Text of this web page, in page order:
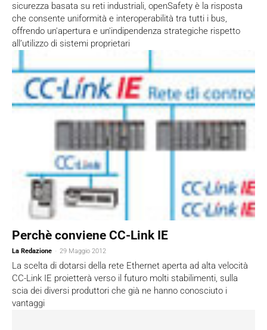
sicurezza basata su reti industriali, openSafety è la risposta
che consente uniformità e interoperabilità tra tutti i bus,
offrendo un'apertura e un'indipendenza strategiche rispetto
all’utilizzo di sistemi proprietari
Perchè conviene CC-Link IE
La Redazione - 29 Maggio 2012
La scelta di dotarsi della rete Ethernet aperta ad alta velocità
CC-Link IE proietterà verso il futuro molti stabilimenti, sulla
scia dei diversi produttori che già ne hanno conosciuto i
vantaggi